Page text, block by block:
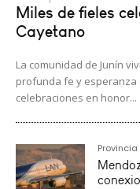
Miles de fieles
Cayetano
La comunidad de Junín
profunda fe y esperanza
celebraciones en honor...
Provincia